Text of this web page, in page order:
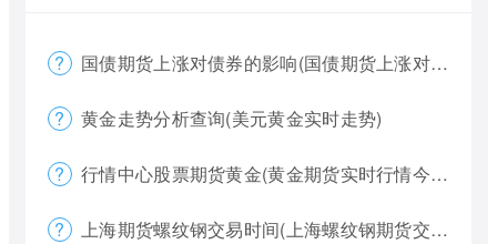
国债期货上涨对债券的影响(国债期货上涨对债券的影响大吗)
黄金走势分析查询(美元黄金实时走势)
行情中心股票期货黄金(黄金期货实时行情今天)
上海期货螺纹钢交易时间(上海螺纹钢期货交割)